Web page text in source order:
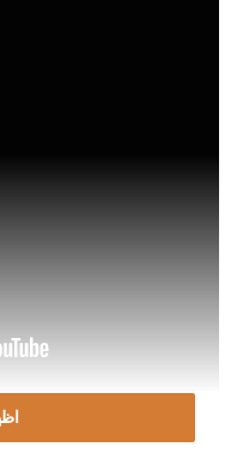
Post Views: 521